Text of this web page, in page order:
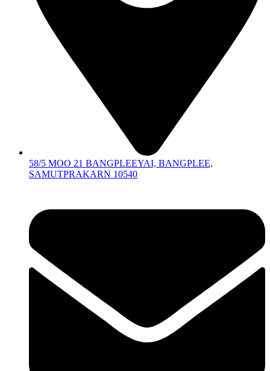
58/5 MOO 21 BANGPLEEYAI, BANGPLEE,
SAMUTPRAKARN 10540